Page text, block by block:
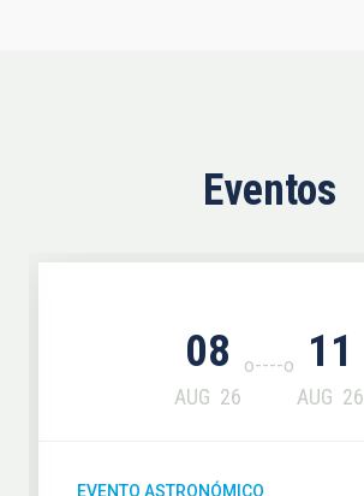
Eventos
08
AUG 26
11
AUG 26
EVENTO ASTRONÓMICO